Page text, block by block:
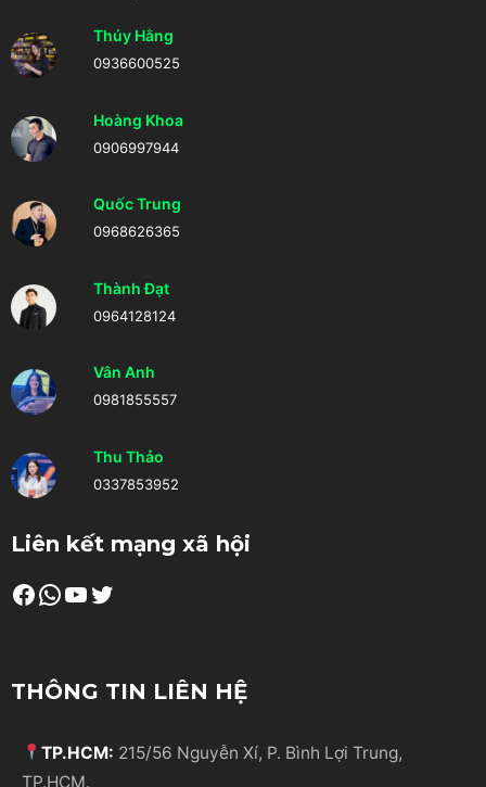
Thúy Hằng
0936600525
Hoàng Khoa
0906997944
Quốc Trung
0968626365
Thành Đạt
0964128124
Vân Anh
0981855557
Thu Thảo
0337853952
Liên kết mạng xã hội
Facebook WhatsApp Youtube Twitter
THÔNG TIN LIÊN HỆ
TP.HCM: 215/56 Nguyễn Xí, P. Bình Lợi Trung,
TP.HCM.